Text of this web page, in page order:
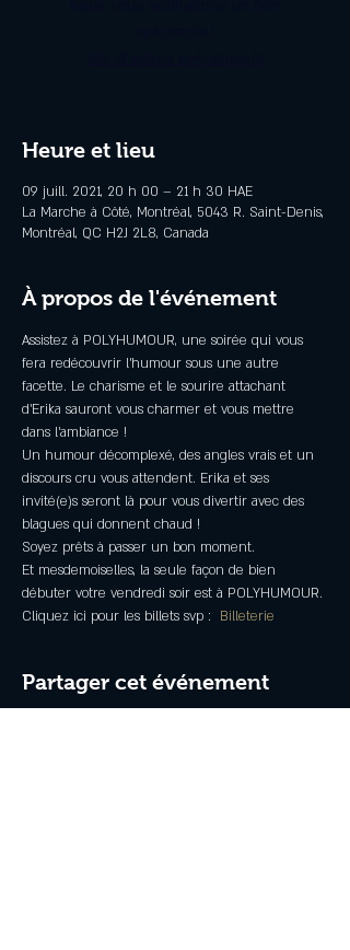
Heure et lieu
09 juill. 2021, 20 h 00 – 21 h 30 HAE
La Marche à Côté, Montréal, 5043 R. Saint-Denis,
Montréal, QC H2J 2L8, Canada
À propos de l'événement
Assistez à POLYHUMOUR, une soirée qui vous
fera redécouvrir l'humour sous une autre
facette. Le charisme et le sourire attachant
d'Erika sauront vous charmer et vous mettre
dans l'ambiance !
Un humour décomplexé, des angles vrais et un
discours cru vous attendent. Erika et ses
invité(e)s seront là pour vous divertir avec des
blagues qui donnent chaud !
Soyez prêts à passer un bon moment.
Et mesdemoiselles, la seule façon de bien
débuter votre vendredi soir est à POLYHUMOUR.
Cliquez ici pour les billets svp :
Billeterie
Partager cet événement